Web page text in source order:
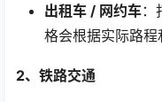
出租车 / 网约车：
格会根据实际路程
2、铁路交通